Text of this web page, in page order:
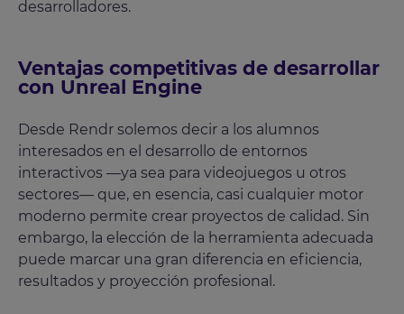
desarrolladores.
Ventajas competitivas de desarrollar
con Unreal Engine
Desde Rendr solemos decir a los alumnos
interesados en el desarrollo de entornos
interactivos —ya sea para videojuegos u otros
sectores— que, en esencia, casi cualquier motor
moderno permite crear proyectos de calidad. Sin
embargo, la elección de la herramienta adecuada
puede marcar una gran diferencia en eficiencia,
resultados y proyección profesional.